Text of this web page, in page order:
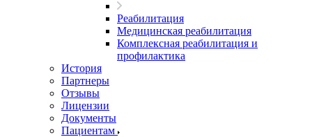
Реабилитация
Медицинская реабилитация
Комплексная реабилитация и
профилактика
История
Партнеры
Отзывы
Лицензии
Документы
Пациентам